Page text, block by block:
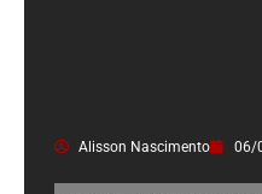
Alisson Nascimento 06/